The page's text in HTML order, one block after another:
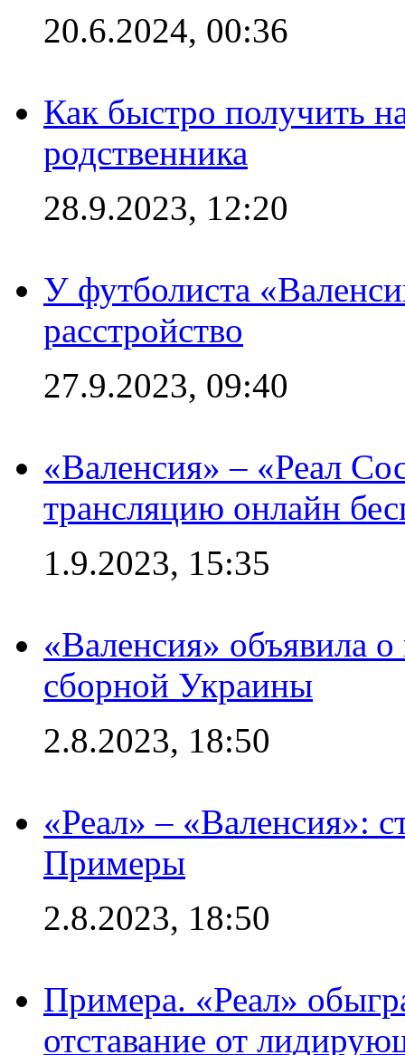
20.6.2024, 00:36
Как быстро получить
родственника
28.9.2023, 12:20
У футболиста
расстройство
27.9.2023, 09:40
«Валенсия» – «Реал
трансляцию онлайн
1.9.2023, 15:35
«Валенсия» объявила
сборной Украины
2.8.2023, 18:50
«Реал» – «Валенсия»:
Примеры
2.8.2023, 18:50
Примера. «Реал»
отставание от